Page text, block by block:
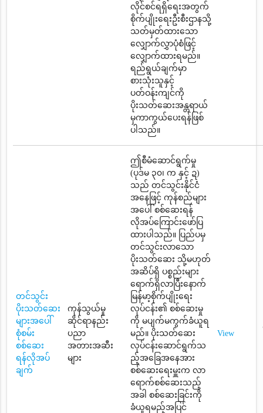
လိုင်စင်ရရှိရေးအတွက်
စိုက်ပျိုးရေးဦးစီးဌာနသို့
သတ်မှတ်ထားသော
လျှောက်လွှာပုံစံဖြင့်
လျှောက်ထားရမည်။
ရည်ရွယ်ချက်မှာ
စားသုံးသူနှင့်
ပတ်ဝန်းကျင်ကို
ပိုးသတ်ဆေးအန္တရာယ်
မှကာကွယ်ပေးရန်ဖြစ်
ပါသည်။
တင်သွင်း
ပိုးသတ်ဆေး
များအပေါ်
စုံစမ်း
စစ်ဆေး
ရန်လိုအပ်
ချက်
ကုန်သွယ်မှု
ဆိုင်ရာနည်း
ပညာ
အတားအဆီး
များ
ဤစီမံဆောင်ရွက်မှု
(ပုဒ်မ ၃၀၊ က နှင့် ဍ)
သည် တင်သွင်းနိုင်ငံ
အနေဖြင့် ကုန်စည်များ
အပေါ် စစ်ဆေးရန်
လိုအပ်ကြောင်းဖော်ပြ
ထားပါသည်။ ပြည်ပမှ
တင်သွင်းလာသော
ပိုးသတ်ဆေး သို့မဟုတ်
အဆိပ်ရှိ ပစ္စည်းများ
ရောက်ရှိလာပြီးနောက်
မြန်မာ့စိုက်ပျိုးရေး
လုပ်ငန်း၏ စစ်ဆေးမှု
ကို မပျက်မကွက်ခံယူရ
မည်။ ပိုးသတ်ဆေး
လုပ်ငန်းဆောင်ရွက်သ
ည့်အခြေအနေအား
စစ်ဆေးရေးမှူးက လာ
ရောက်စစ်ဆေးသည့်
အခါ စစ်ဆေးခြင်းကို
ခံယူရမည့်အပြင်
View